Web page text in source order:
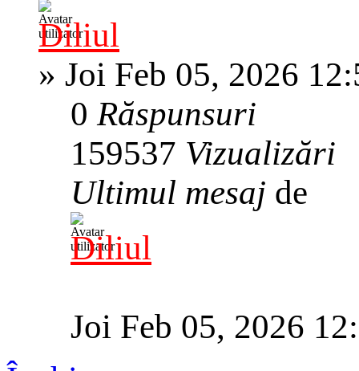
Diliul
» Joi Feb 05, 2026
0Răspunsuri
159537 Vizualizări
Ultimul mesaj de
Diliul
Joi Feb 05, 2026